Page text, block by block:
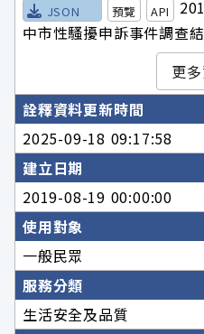
JSON 預覽 API
中市性騷擾申訴事件調查
更
詮釋資料更新時間
2025-09-18 09:17:58
建立日期
2019-08-19 00:00:00
使用對象
一般民眾
服務分類
生活安全及品質